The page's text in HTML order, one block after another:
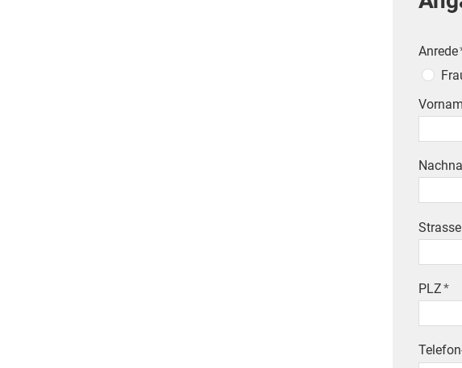
Anrede
Strasse
PLZ*